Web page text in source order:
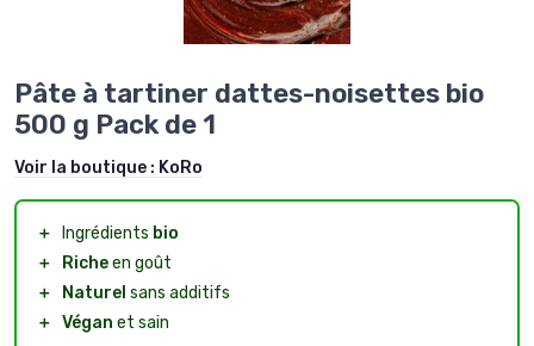
Pâte à tartiner dattes-noisettes bio
500 g Pack de 1
Voir la boutique : KoRo
＋ Ingrédients bio
＋
Richeen goût
＋
Naturel sans additifs
＋ Végan et sain